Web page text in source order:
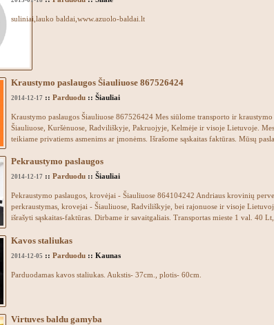
suliniai,lauko baldai,www.azuolo-baldai.lt
Kraustymo paslaugos Šiauliuose 867526424
2014-12-17 :: Parduodu :: Šiauliai
Kraustymo paslaugos Šiauliuose 867526424 Mes siūlome transporto ir kraustymo
Šiauliuose, Kuršėnuose, Radviliškyje, Pakruojyje, Kelmėje ir visoje Lietuvoje.
teikiame privatiems asmenims ar įmonėms. Išrašome sąskaitas faktūras. Mūsų
Pekraustymo paslaugos
2014-12-17 :: Parduodu :: Šiauliai
Pekraustymo paslaugos, krovėjai - Šiauliuose 864104242 Andriaus krovinių
perkraustymas, krovejai - Šiauliuose, Radviliškyje, bei rajonuose ir visoje
išrašyti sąskaitas-faktūras. Dirbame ir savaitgaliais. Transportas mieste 1 val. 40 Lt,
Kavos staliukas
2014-12-05 :: Parduodu :: Kaunas
Parduodamas kavos staliukas. Aukstis- 37cm., plotis- 60cm.
Virtuves baldu gamyba